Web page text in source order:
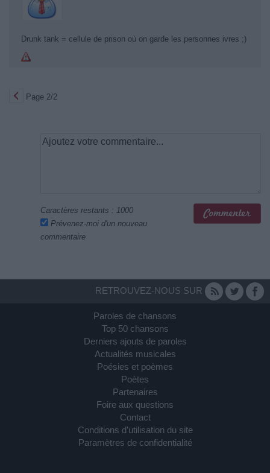
Drunk tank = cellule de prison où on garde les personnes ivres ;)
Page 2/2
Caractères restants : 1000
Prévenez-moi d'un nouveau
commentaire
RETROUVEZ-NOUS SUR
Paroles de chansons
Top 50 chansons
Derniers ajouts de paroles
Actualités musicales
Poésies et poèmes
Poètes
Partenaires
Foire aux questions
Contact
Conditions d'utilisation du site
Paramètres de confidentialité